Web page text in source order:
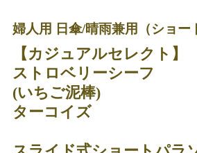
婦人用 日傘/晴雨兼用（ショー
【カジュアルセレクト】
ストロベリーシーフ
(いちご泥棒)
ターコイズ